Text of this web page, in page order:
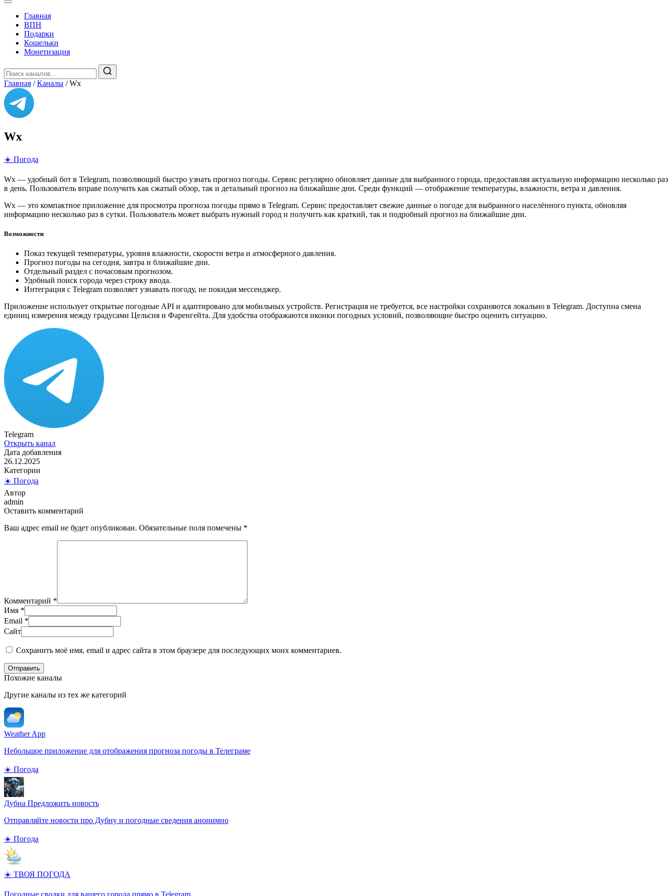
Главная
️ВПН
Подарки
Кошельки
Монетизация
Главная / Каналы / Wx
Wx
☀️ Погода
Wx — удобный бот в Telegram, позволяющий быстро узнать прогноз погоды. Сервис регулярно обновляет данные для выбранного города, предоставляя актуальную информацию несколько раз
в день. Пользователь вправе получить как сжатый обзор, так и детальный прогноз на ближайшие дни. Среди функций — отображение температуры, влажности, ветра и давления.
Wx — это компактное приложение для просмотра прогноза погоды прямо в Telegram. Сервис предоставляет свежие данные о погоде для выбранного населённого пункта, обновляя
информацию несколько раз в сутки. Пользователь может выбрать нужный город и получить как краткий, так и подробный прогноз на ближайшие дни.
Возможности
Показ текущей температуры, уровня влажности, скорости ветра и атмосферного давления.
Прогноз погоды на сегодня, завтра и ближайшие дни.
Отдельный раздел с почасовым прогнозом.
Удобный поиск города через строку ввода.
Интеграция с Telegram позволяет узнавать погоду, не покидая мессенджер.
Приложение использует открытые погодные API и адаптировано для мобильных устройств. Регистрация не требуется, все настройки сохраняются локально в Telegram. Доступна смена
единиц измерения между градусами Цельсия и Фаренгейта. Для удобства отображаются иконки погодных условий, позволяющие быстро оценить ситуацию.
Telegram
Открыть канал
Дата добавления
26.12.2025
Категории
☀️ Погода
Автор
admin
Оставить комментарий
Ваш адрес email не будет опубликован. Обязательные поля помечены *
Комментарий *
Имя *
Email *
Сайт
Сохранить моё имя, email и адрес сайта в этом браузере для последующих моих комментариев.
Отправить
Похожие каналы
Другие каналы из тех же категорий
Weather App
Небольшое приложение для отображения прогноза погоды в Телеграме
☀️ Погода
Дубна Предложить новость
Отправляйте новости про Дубну и погодные сведения анонимно
☀️ Погода
☀️ ТВОЯ ПОГОДА